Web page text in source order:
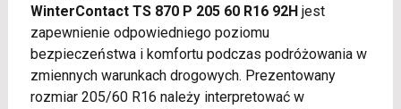
WinterContact TS 870 P 205 60 R16 92Hjest
zapewnienie odpowiedniego poziomu
bezpieczeństwa i komfortu podczas podróżowania w
zmiennych warunkach drogowych. Prezentowany
rozmiar 205/60 R16 należy interpretować w